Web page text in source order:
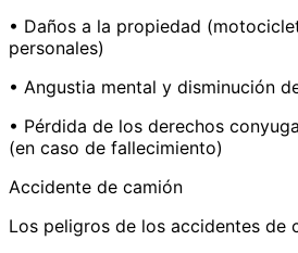
• Daños a la propiedad
personales)
• Angustia mental y disminución
• Pérdida de los derechos
(en caso de fallecimiento)
Accidente de camión
Los peligros de los accidentes de